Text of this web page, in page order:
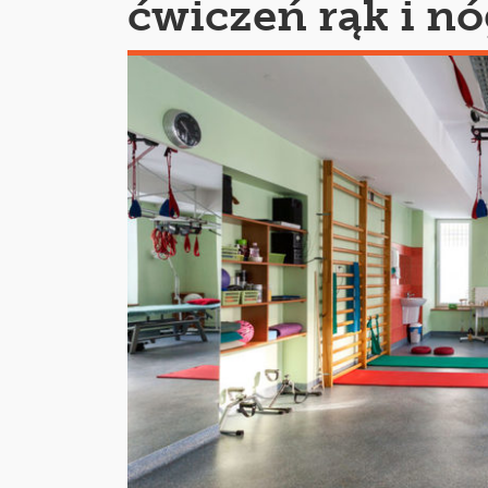
ćwiczeń rąk i